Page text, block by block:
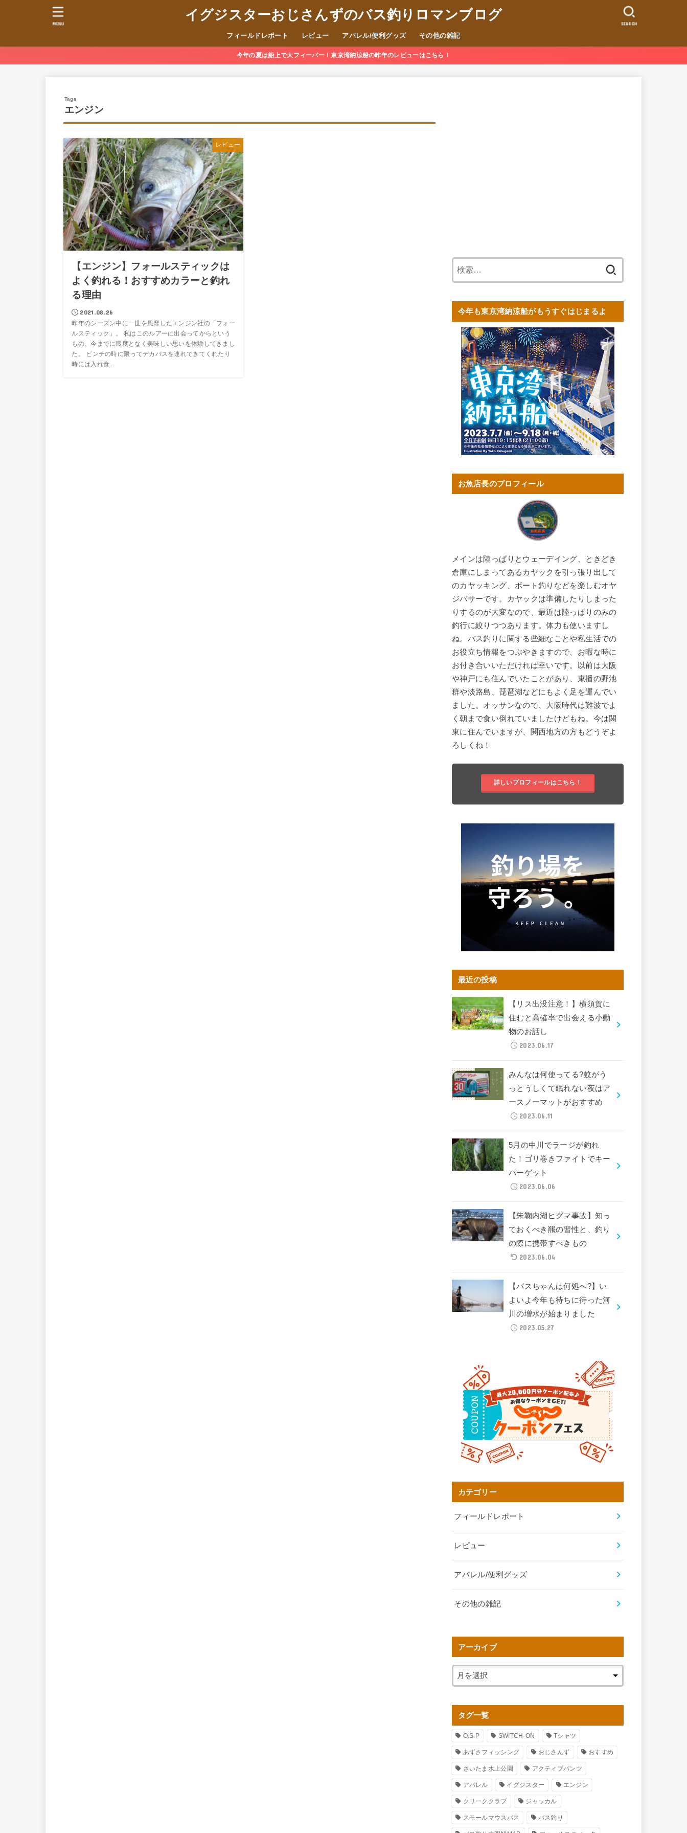
イグジスターおじさんずのバス釣りロマンブログ
フィールドレポート レビュー アパレル/便利グッズ その他の雑記
SEARCH
MENU
今年の夏は船上で大フィーバー！東京湾納涼船の昨年のレビューはこちら！
エンジン
レビュー
【エンジン】フォールスティックは
よく釣れる！おすすめカラーと釣れ
る理由
2021.08.26
昨年のシーズン中に一世を風靡したエンジン社の「フォー
ルスティック」。 私はこのルアーに出会ってからという
もの、今までに幾度となく美味しい思いを体験してきまし
た。 ピンチの時に限ってデカバスを連れてきてくれたり
時には入れ食...
今年も東京湾納涼船がもうすぐはじまるよ
お魚店長のプロフィール
メインは陸っぱりとウェーデイング、ときどき
倉庫にしまってあるカヤックを引っ張り出して
のカヤッキング、ボート釣りなどを楽しむオヤ
ジバサーです。カヤックは準備したりしまった
りするのが大変なので、最近は陸っぱりのみの
釣行に絞りつつあります。体力も使いますし
ね。バス釣りに関する些細なことや私生活での
お役立ち情報をつぶやきますので、お暇な時に
お付き合いいただければ幸いです。以前は大阪
や神戸にも住んでいたことがあり、東播の野池
群や淡路島、琵琶湖などにもよく足を運んでい
ました。オッサンなので、大阪時代は難波でよ
く朝まで食い倒れていましたけどもね。今は関
東に住んでいますが、関西地方の方もどうぞよ
ろしくね！
詳しいプロフィールはこちら！
最近の投稿
【リス出没注意！】横須賀に
住むと高確率で出会える小動
物のお話し
2023.06.17
みんなは何使ってる?蚊がう
っとうしくて眠れない夜はア
ースノーマットがおすすめ
2023.06.11
5月の中川でラージが釣れ
た！ゴリ巻きファイトでキー
パーゲット
2023.06.06
【朱鞠内湖ヒグマ事故】知っ
ておくべき羆の習性と、釣り
の際に携帯すべきもの
2023.06.04
【バスちゃんは何処へ?】い
よいよ今年も待ちに待った河
川の増水が始まりました
2023.05.27
カテゴリー
フィールドレポート
レビュー
アパレル/便利グッズ
その他の雑記
アーカイブ
タグ一覧
O.S.P SWITCH-ON Tシャツ
あずさフィッシング おじさんず おすすめ
さいたま水上公園 アクティブパンツ
アパレル イグジスター エンジン
クリーククラブ ジャッカル
スモールマウスバス バス釣り